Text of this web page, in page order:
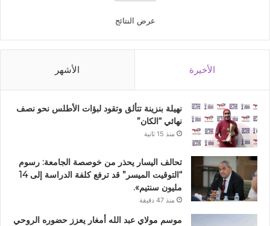
عرض النتائج
الأخيرة الأشهر
نهيلة بنزينة تتألق وتقود لبؤات الأطلس نحو نصف
نهائي “الكان”
منذ 15 ثانية
تحالف اليسار يحذر من خوصصة الجامعة: رسوم
“التوقيت الميسر” قد ترفع كلفة الدراسة إلى 14
مليون سنتيم».
منذ 47 دقيقة
موسم مولاي عبد الله أمغار يعزز حضوره الروحي